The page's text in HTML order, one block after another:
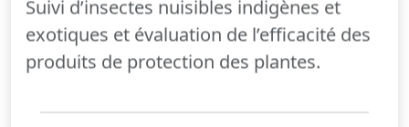
Suivi d’insectes nuisibles indigènes et
exotiques et évaluation de l’efficacité des
produits de protection des plantes.